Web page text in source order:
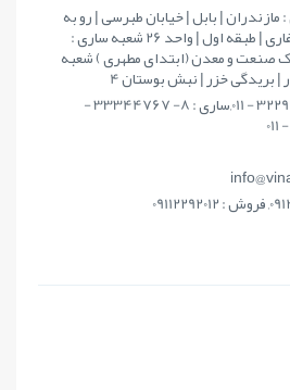
| بابل | خیابان طبرسی | رو به
روی بانک سپه | مجتمع غفاری | طبقه اول | واحد 26 شعبه ساری :
صنعت و معدن (ابتدای مطهری ) شعبه
تلفن : بابل : 4- 32292012 - 011,ساری : 8- 33344767 -